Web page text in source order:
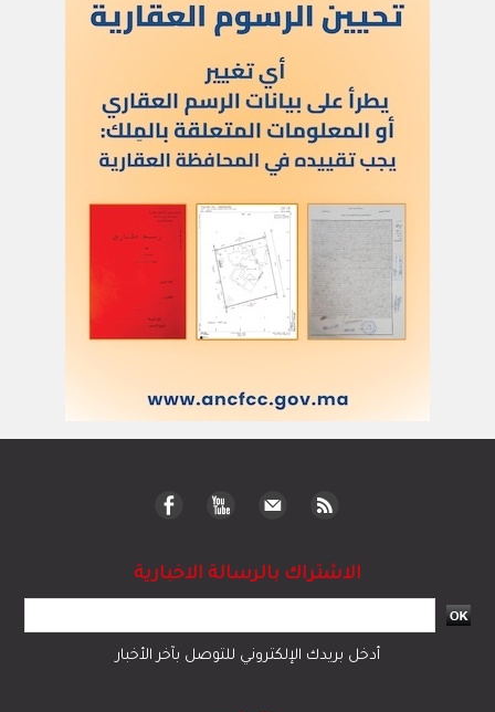
الاشتراك بالرسالة الاخبارية
أدخل بريدك الإلكتروني للتوصل بآخر الأخبار